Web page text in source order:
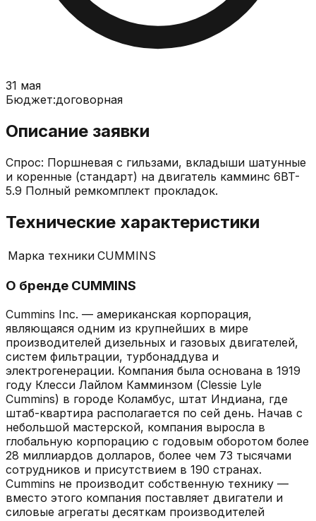
31 мая
Бюджет:договорная
Описание заявки
Спрос: Поршневая с гильзами, вкладыши шатунные
и коренные (стандарт) на двигатель камминс 6BT-
5.9 Полный ремкомплект прокладок.
Технические характеристики
Марка техники CUMMINS
О бренде CUMMINS
Cummins Inc. — американская корпорация,
являющаяся одним из крупнейших в мире
производителей дизельных и газовых двигателей,
систем фильтрации, турбонаддува и
электрогенерации. Компания была основана в 1919
году Клесси Лайлом Камминзом (Clessie Lyle
Cummins) в городе Коламбус, штат Индиана, где
штаб-квартира располагается по сей день. Начав с
небольшой мастерской, компания выросла в
глобальную корпорацию с годовым оборотом более
28 миллиардов долларов, более чем 73 тысячами
сотрудников и присутствием в 190 странах.
Cummins не производит собственную технику —
вместо этого компания поставляет двигатели и
силовые агрегаты десяткам производителей